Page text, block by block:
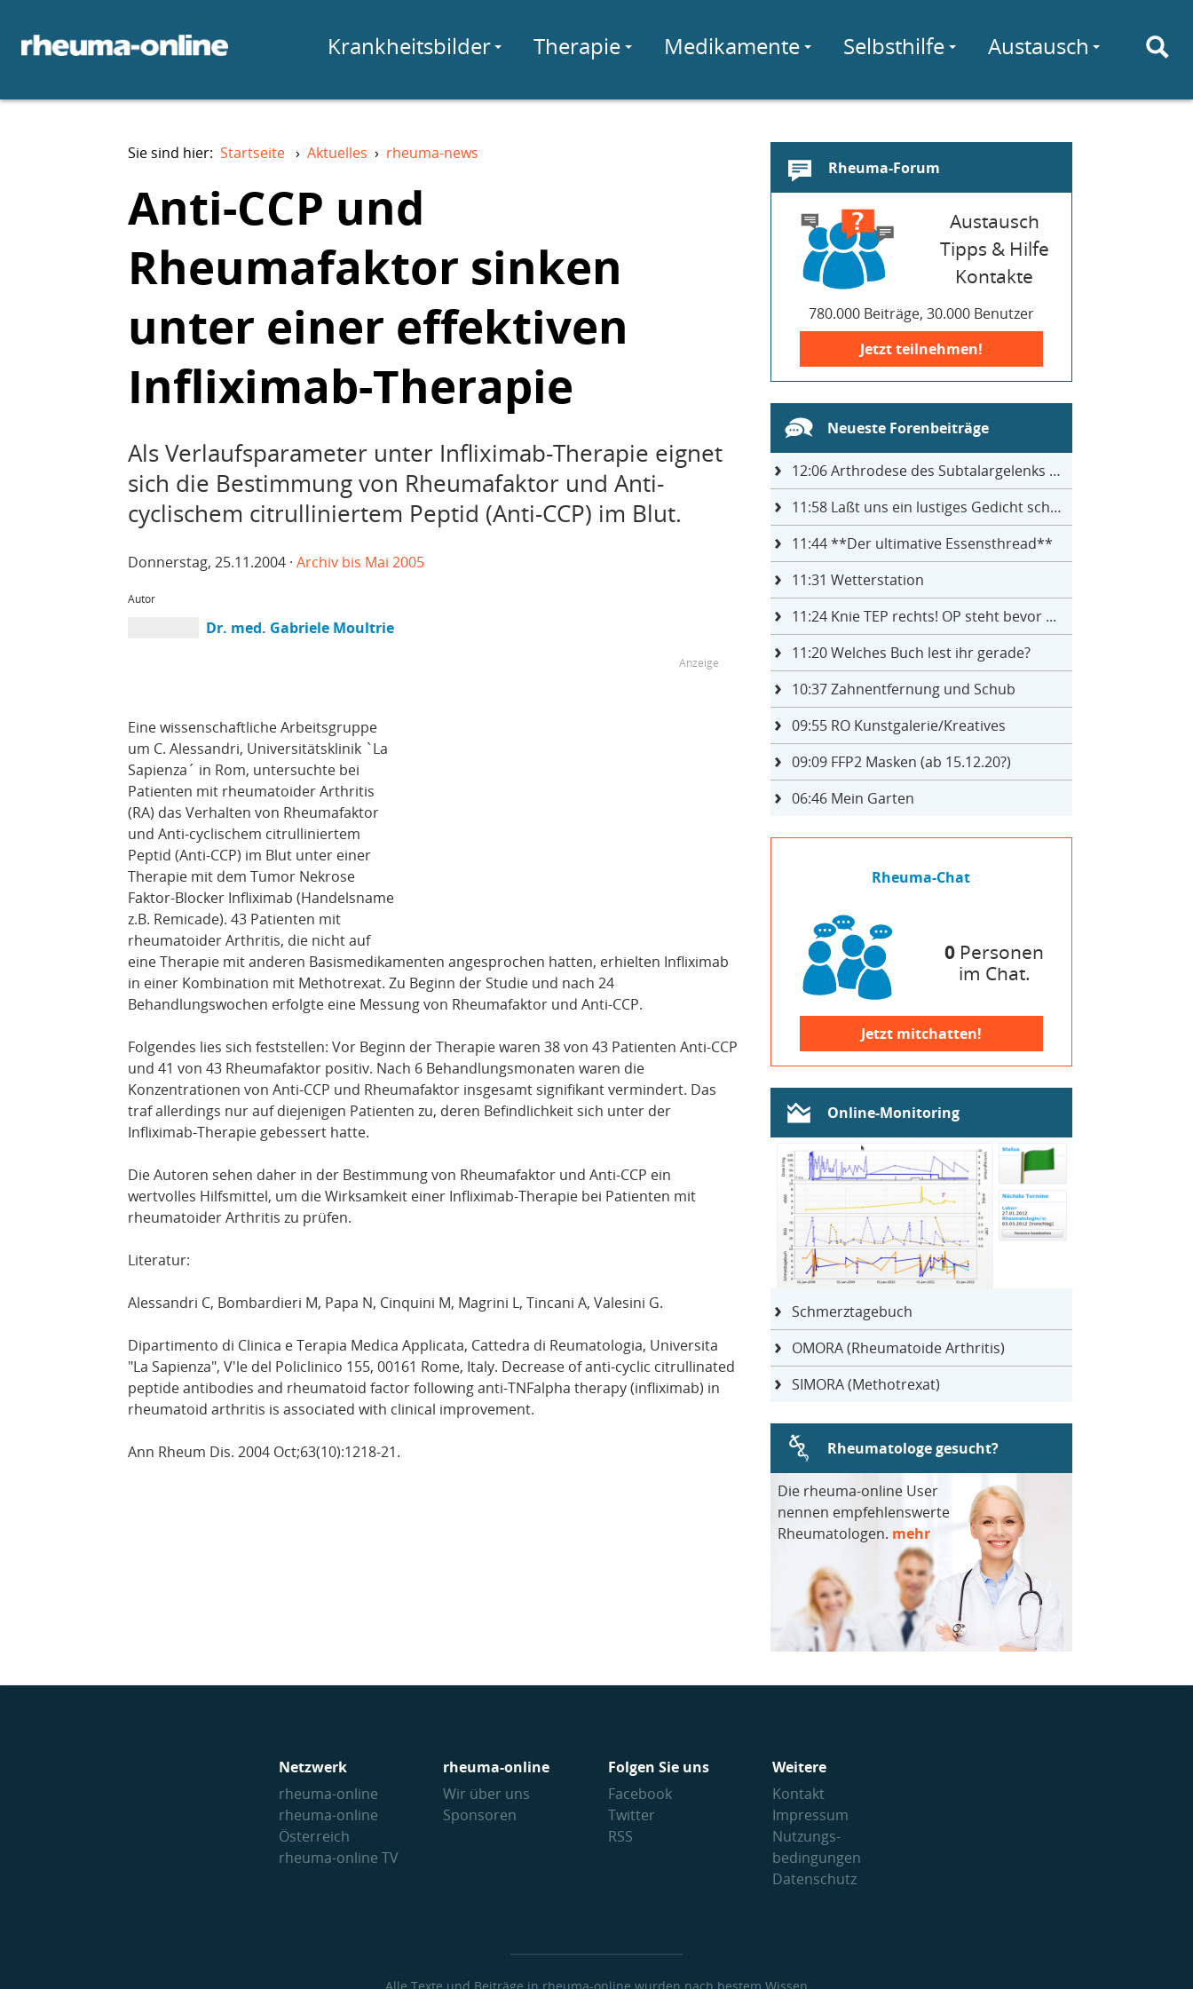
Krankheitsbilder Therapie Medikamente Selbsthilfe Austausch
Sie sind hier: Startseite › Aktuelles › rheuma-news
Anti-CCP und
Rheumafaktor sinken
unter einer effektiven
Infliximab-Therapie
Als Verlaufsparameter unter Infliximab-Therapie eignet
sich die Bestimmung von Rheumafaktor und Anti-
cyclischem citrulliniertem Peptid (Anti-CCP) im Blut.
Donnerstag, 25.11.2004 · Archiv bis Mai 2005
Autor
Dr. med. Gabriele Moultrie
Eine wissenschaftliche Arbeitsgruppe
um C. Alessandri, Universitätsklinik `La
Sapienza´ in Rom, untersuchte bei
Patienten mit rheumatoider Arthritis
(RA) das Verhalten von Rheumafaktor
und Anti-cyclischem citrulliniertem
Peptid (Anti-CCP) im Blut unter einer
Therapie mit dem Tumor Nekrose
Faktor-Blocker Infliximab (Handelsname
z.B. Remicade). 43 Patienten mit
rheumatoider Arthritis, die nicht auf
eine Therapie mit anderen Basismedikamenten angesprochen hatten, erhielten Infliximab
in einer Kombination mit Methotrexat. Zu Beginn der Studie und nach 24
Behandlungswochen erfolgte eine Messung von Rheumafaktor und Anti-CCP.
Folgendes lies sich feststellen: Vor Beginn der Therapie waren 38 von 43 Patienten Anti-CCP
und 41 von 43 Rheumafaktor positiv. Nach 6 Behandlungsmonaten waren die
Konzentrationen von Anti-CCP und Rheumafaktor insgesamt signifikant vermindert. Das
traf allerdings nur auf diejenigen Patienten zu, deren Befindlichkeit sich unter der
Infliximab-Therapie gebessert hatte.
Die Autoren sehen daher in der Bestimmung von Rheumafaktor und Anti-CCP ein
wertvolles Hilfsmittel, um die Wirksamkeit einer Infliximab-Therapie bei Patienten mit
rheumatoider Arthritis zu prüfen.
Literatur:
Alessandri C, Bombardieri M, Papa N, Cinquini M, Magrini L, Tincani A, Valesini G.
Dipartimento di Clinica e Terapia Medica Applicata, Cattedra di Reumatologia, Universita
"La Sapienza", V'le del Policlinico 155, 00161 Rome, Italy. Decrease of anti-cyclic citrullinated
peptide antibodies and rheumatoid factor following anti-TNFalpha therapy (infliximab) in
rheumatoid arthritis is associated with clinical improvement.
Ann Rheum Dis. 2004 Oct;63(10):1218-21.
Rheuma-Forum
Austausch
Tipps & Hilfe
Kontakte
780.000 Beiträge, 30.000 Benutzer
Jetzt teilnehmen!
Neueste Forenbeiträge
12:06Arthrodese des Subtalargelenks mit 27
11:58Laßt uns ein lustiges Gedicht schreiben- jeder einen Satz
11:44**Der ultimative Essensthread**
11:31 Wetterstation
11:24Knie TEP rechts! OP steht bevor ...
11:20Welches Buch lest ihr gerade?
10:37Zahnentfernung und Schub
09:55RO Kunstgalerie/Kreatives
09:09FFP2 Masken (ab 15.12.20?)
06:46Mein Garten
Rheuma-Chat
0 Personen
im Chat.
Jetzt mitchatten!
Online-Monitoring
Schmerztagebuch
OMORA (Rheumatoide Arthritis)
SIMORA (Methotrexat)
Rheumatologe gesucht?
Die rheuma-online User
nennen empfehlenswerte
Rheumatologen. mehr
Netzwerk
rheuma-online
rheuma-online
Österreich
rheuma-online TV
rheuma-online
Wir über uns
Sponsoren
Folgen Sie uns
Facebook
Twitter
RSS
Weitere
Kontakt
Impressum
Nutzungs­
bedingungen
Datenschutz